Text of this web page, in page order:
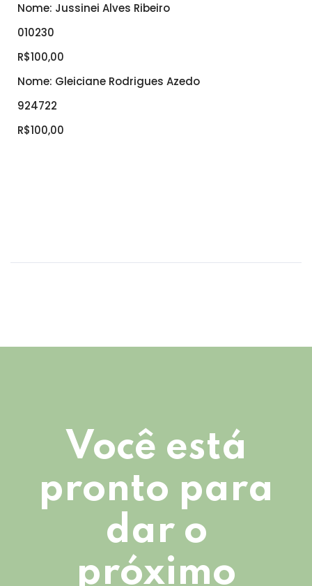
Nome: Jussinei Alves Ribeiro
010230
R$100,00
Nome: Gleiciane Rodrigues Azedo
924722
R$100,00
Você está
pronto para
dar o
próximo